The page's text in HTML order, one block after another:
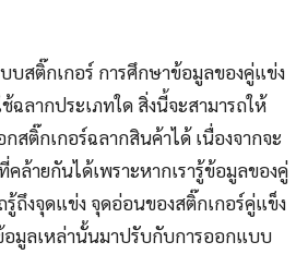
สติ๊กเกอร์ การศึกษาข้อมูลของคู่แข่ง
ฉลากประเภทใด สิ่งนี้จะสามารถให้
สติ๊กเกอร์ฉลากสินค้าได้ เนื่องจากจะ
ล้ายกันได้เพราะหากเรารู้ข้อมูลของคู่
รู้ถึงจุดแข่ง จุดอ่อนของสติ๊กเกอร์คู่แข็ง
อมูลเหล่านั้นมาปรับกับการออกแบบ